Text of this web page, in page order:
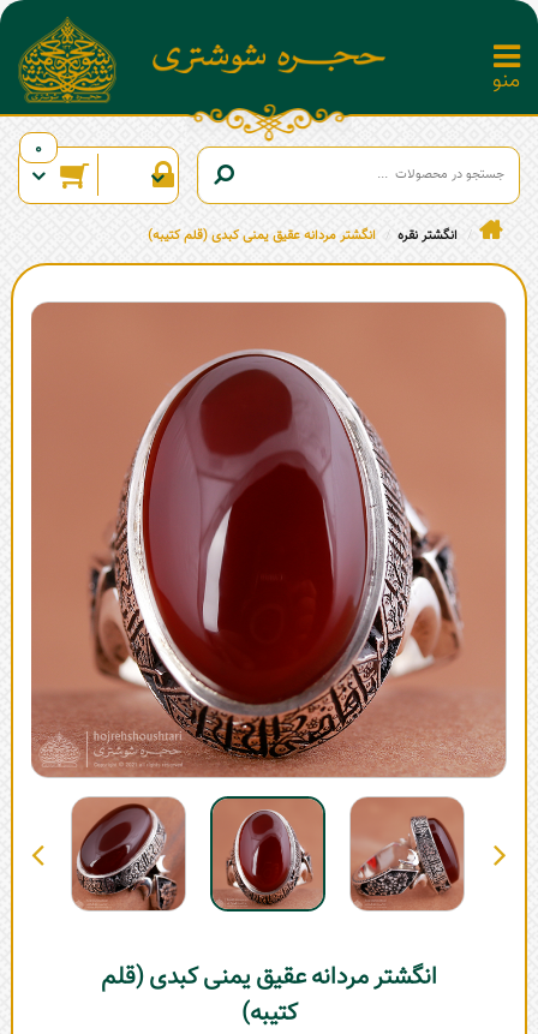
0
انگشتر نقره انگشتر مردانه عقیق یمنی کبدی (قلم کتیبه)
انگشتر مردانه عقیق یمنی کبدی (قلم
کتیبه)